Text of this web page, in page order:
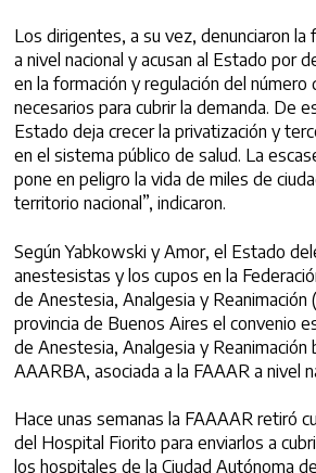
Los dirigentes, a su vez, denunciaron
a nivel nacional y acusan al Estado por
en la formación y regulación del
necesarios para cubrir la demanda. De
Estado deja crecer la privatización y
en el sistema público de salud. La
pone en peligro la vida de miles de
territorio nacional”, indicaron.
Según Yabkowski y Amor, el Estado
anestesistas y los cupos en la
de Anestesia, Analgesia y Reanimación
provincia de Buenos Aires el convenio
de Anestesia, Analgesia y Reanimación
AAARBA, asociada a la FAAAR a nivel
Hace unas semanas la FAAAAR retiró
del Hospital Fiorito para enviarlos a
los hospitales de la Ciudad Autónoma